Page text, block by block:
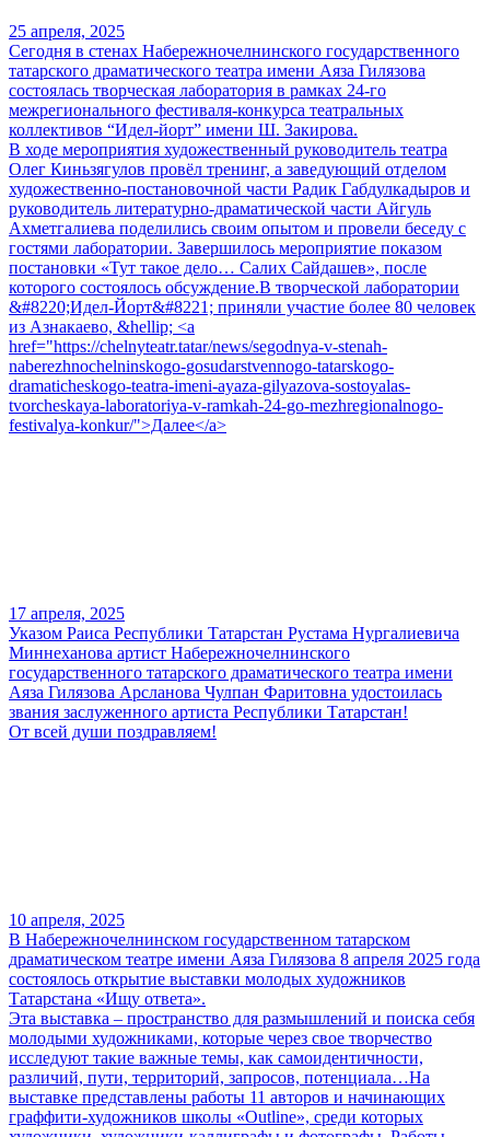
25 апреля, 2025
Сегодня в стенах Набережночелнинского государственного
татарского драматического театра имени Аяза Гилязова
состоялась творческая лаборатория в рамках 24-го
межрегионального фестиваля-конкурса театральных
коллективов “Идел-йорт” имени Ш. Закирова.
В ходе мероприятия художественный руководитель театра
Олег Киньзягулов провёл тренинг, а заведующий отделом
художественно-постановочной части Радик Габдулкадыров и
руководитель литературно-драматической части Айгуль
Ахметгалиева поделились своим опытом и провели беседу с
гостями лаборатории. Завершилось мероприятие показом
постановки «Тут такое дело… Салих Сайдашев», после
которого состоялось обсуждение.В творческой лаборатории
&#8220;Идел-Йорт&#8221; приняли участие более 80 человек
из Азнакаево, &hellip; <a
href="https://chelnyteatr.tatar/news/segodnya-v-stenah-
naberezhnochelninskogo-gosudarstvennogo-tatarskogo-
dramaticheskogo-teatra-imeni-ayaza-gilyazova-sostoyalas-
tvorcheskaya-laboratoriya-v-ramkah-24-go-mezhregionalnogo-
festivalya-konkur/">Далее</a>
17 апреля, 2025
Указом Раиса Республики Татарстан Рустама Нургалиевича
Миннеханова артист Набережночелнинского
государственного татарского драматического театра имени
Аяза Гилязова Арсланова Чулпан Фаритовна удостоилась
звания заслуженного артиста Республики Татарстан!
От всей души поздравляем!
10 апреля, 2025
В Набережночелнинском государственном татарском
драматическом театре имени Аяза Гилязова 8 апреля 2025 года
состоялось открытие выставки молодых художников
Татарстана «Ищу ответа».
Эта выставка – пространство для размышлений и поиска себя
молодыми художниками, которые через свое творчество
исследуют такие важные темы, как самоидентичности,
различий, пути, территорий, запросов, потенциала…На
выставке представлены работы 11 авторов и начинающих
граффити-художников школы «Outline», среди которых